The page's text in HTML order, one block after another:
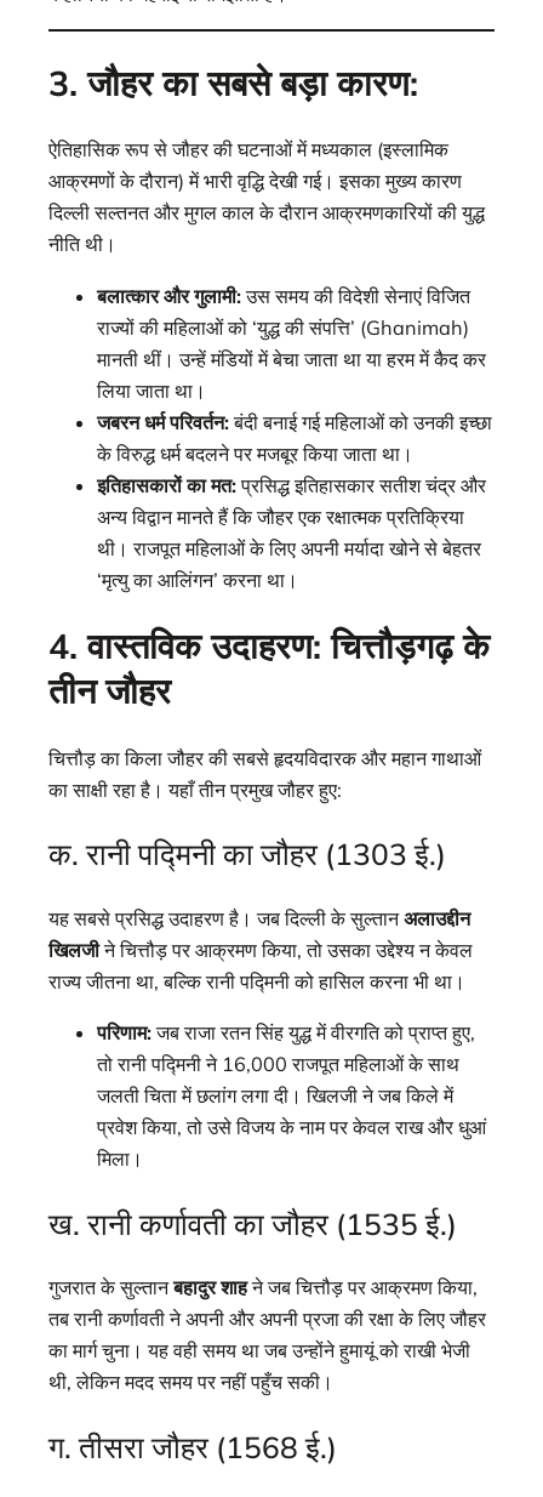
3. जौहर का सबसे बड़ा कारण:
ऐतिहासिक रूप से जौहर की घटनाओं में मध्यकाल (इस्लामिक
आक्रमणों के दौरान) में भारी वृद्धि देखी गई। इसका मुख्य कारण
दिल्ली सल्तनत और मुगल काल के दौरान आक्रमणकारियों की युद्ध
नीति थी।
बलात्कार और गुलामी:उस समय की विदेशी सेनाएं विजित
राज्यों की महिलाओं को ‘युद्ध की संपत्ति’ (Ghanimah)
मानती थीं। उन्हें मंडियों में बेचा जाता था या हरम में कैद कर
लिया जाता था।
जबरन धर्म परिवर्तन:बंदी बनाई गई महिलाओं को उनकी इच्छा
के विरुद्ध धर्म बदलने पर मजबूर किया जाता था।
इतिहासकारों का मत:प्रसिद्ध इतिहासकार सतीश चंद्र और
अन्य विद्वान मानते हैं कि जौहर एक रक्षात्मक प्रतिक्रिया
थी। राजपूत महिलाओं के लिए अपनी मर्यादा खोने से बेहतर
‘मृत्यु का आलिंगन’ करना था।
4. वास्तविक उदाहरण: चित्तौड़गढ़ के
तीन जौहर
चित्तौड़ का किला जौहर की सबसे हृदयविदारक और महान गाथाओं
का साक्षी रहा है। यहाँ तीन प्रमुख जौहर हुए:
क. रानी पद्मिनी का जौहर (1303 ई.)
यह सबसे प्रसिद्ध उदाहरण है। जब दिल्ली के सुल्तानअलाउद्दीन
खिलजीने चित्तौड़ पर आक्रमण किया, तो उसका उद्देश्य न केवल
राज्य जीतना था, बल्कि रानी पद्मिनी को हासिल करना भी था।
परिणाम:जब राजा रतन सिंह युद्ध में वीरगति को प्राप्त हुए,
तो रानी पद्मिनी ने 16,000 राजपूत महिलाओं के साथ
जलती चिता में छलांग लगा दी। खिलजी ने जब किले में
प्रवेश किया, तो उसे विजय के नाम पर केवल राख और धुआं
मिला।
ख. रानी कर्णावती का जौहर (1535 ई.)
गुजरात के सुल्तानबहादुर शाहने जब चित्तौड़ पर आक्रमण किया,
तब रानी कर्णावती ने अपनी और अपनी प्रजा की रक्षा के लिए जौहर
का मार्ग चुना। यह वही समय था जब उन्होंने हुमायूं को राखी भेजी
थी, लेकिन मदद समय पर नहीं पहुँच सकी।
ग. तीसरा जौहर (1568 ई.)